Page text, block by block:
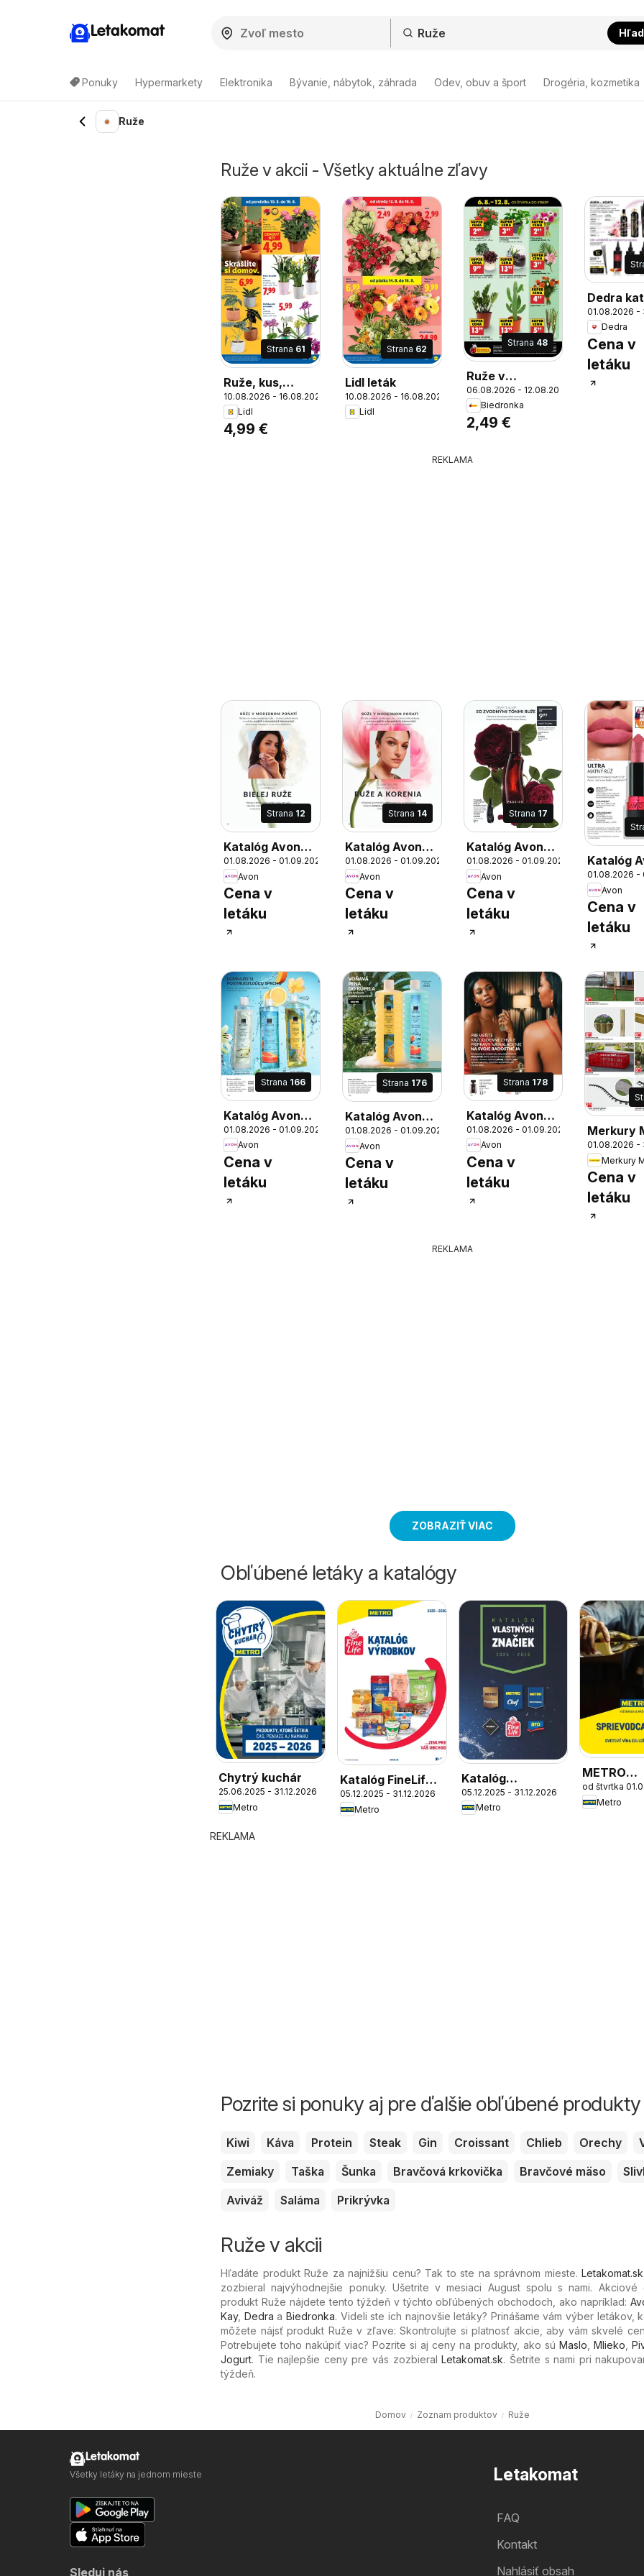
Letakomat
Ponuky Hypermarkety Elektronika Bývanie, nábytok, záhrada Odev, obuv a šport Drogéria, kozmetika
Ruže
Ruže v akcii - Všetky aktuálne zľavy
Strana 61
Ruže, kus,
rózne farby, Ø
kvetináča: 14
cm, výška: cca
10.08.2026 - 16.08.2026
Lidl
4,99 €
Strana 62
Lidl leták
10.08.2026 - 16.08.2026
Lidl
Strana 48
Ruže v
kvetináči, Ruže
v kvetináči Ø 12
cm, výška cca
06.08.2026 - 12.08.2026
Biedronka
2,49 €
Dedra
august
01.08.2026 -
Dedra
Cena v
letáku
REKLAMA
Strana 12
Katalóg Avon
08 2026
01.08.2026 - 01.09.2026
Avon
Cena v
letáku
Strana 14
Katalóg Avon
08 2026
01.08.2026 - 01.09.2026
Avon
Cena v
letáku
Strana 17
Katalóg Avon
08 2026
01.08.2026 - 01.09.2026
Avon
Cena v
letáku
Katalóg
08 2026
01.08.2026 -
Avon
Cena v
letáku
Strana 166
Katalóg Avon
08 2026
01.08.2026 - 01.09.2026
Avon
Cena v
letáku
Strana 176
Katalóg Avon
08 2026
01.08.2026 - 01.09.2026
Avon
Cena v
letáku
Strana 178
Katalóg Avon
08 2026
01.08.2026 - 01.09.2026
Avon
Cena v
letáku
Merkury
záhrada
01.08.2026 -
Merkury
Cena v
letáku
REKLAMA
ZOBRAZIŤ VIAC
Obľúbené letáky a katalógy
Chytrý kuchár
25.06.2025 - 31.12.2026
Metro
Katalóg FineLife
výrobkov
05.12.2025 - 31.12.2026
Metro
Katalóg
vlastných
značiek
05.12.2025 - 31.12.2026
Metro
METRO
od štvrtka
Metro
REKLAMA
Pozrite si ponuky aj pre ďalšie obľúbené produkty
Kiwi Káva Protein Steak Gin Croissant Chlieb Orechy
Zemiaky
Taška Šunka Bravčová krkovička Bravčové mäso
Aviváž
Saláma Prikrývka
Ruže v akcii
Hľadáte produkt Ruže za najnižšiu cenu? Tak to ste na správnom mieste. Letakomat.sk
zozbieral najvýhodnejšie ponuky. Ušetrite v mesiaci August spolu s nami. Akciové
produkt Ruže nájdete tento týždeň v týchto obľúbenýchobchodoch, ako napríklad:
Kay, Dedra a Biedronka. Videli ste ich najnovšie letáky? Prinášame vám výber letákov,
môžete nájsť produkt Ruže v zľave: Skontrolujte si platnosť akcie, aby vám skvelé
Potrebujete toho nakúpiť viac? Pozrite si aj ceny na produkty, ako sú Maslo Mlieko
Jogurt. Tie najlepšie ceny pre vás zozbieralLetakomat.sk. Šetrite s nami pri
týždeň.
Domov Zoznam produktov Ruže
Letakomat
FAQ
Kontakt
Nahlásiť obsah
Letakomat
Všetky letáky na jednom mieste
Sleduj nás